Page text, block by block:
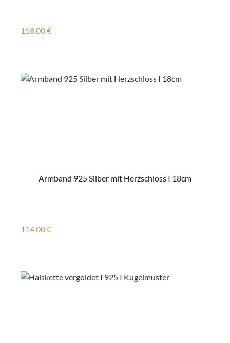
Regulärer Preis:
118,00 €
Armband 925 Silber mit Herzschloss I 18cm
Regulärer Preis:
114,00 €